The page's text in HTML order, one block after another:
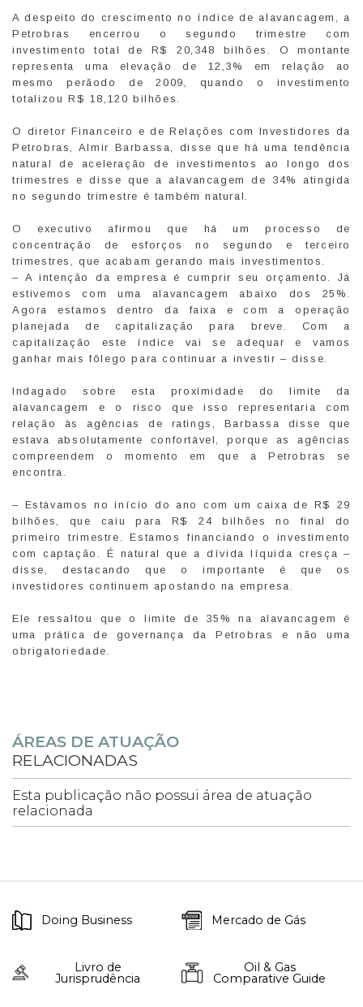
A despeito do crescimento no índice de alavancagem, a
Petrobras encerrou o segundo trimestre com
investimento total de R$ 20,348 bilhões. O montante
representa uma elevação de 12,3% em relação ao
mesmo perãodo de 2009, quando o investimento
totalizou R$ 18,120 bilhões.
O diretor Financeiro e de Relações com Investidores da
Petrobras, Almir Barbassa, disse que há uma tendência
natural de aceleração de investimentos ao longo dos
trimestres e disse que a alavancagem de 34% atingida
no segundo trimestre é também natural.
O executivo afirmou que há um processo de
concentração de esforços no segundo e terceiro
trimestres, que acabam gerando mais investimentos.
– A intenção da empresa é cumprir seu orçamento. Já
estivemos com uma alavancagem abaixo dos 25%.
Agora estamos dentro da faixa e com a operação
planejada de capitalização para breve. Com a
capitalização este índice vai se adequar e vamos
ganhar mais fôlego para continuar a investir – disse.
Indagado sobre esta proximidade do limite da
alavancagem e o risco que isso representaria com
relação às agências de ratings, Barbassa disse que
estava absolutamente confortável, porque as agências
compreendem o momento em que a Petrobras se
encontra.
– Estávamos no início do ano com um caixa de R$ 29
bilhões, que caiu para R$ 24 bilhões no final do
primeiro trimestre. Estamos financiando o investimento
com captação. É natural que a dívida líquida cresça –
disse, destacando que o importante é que os
investidores continuem apostando na empresa.
Ele ressaltou que o limite de 35% na alavancagem é
uma prática de governança da Petrobras e não uma
obrigatoriedade.
ÁREAS DE ATUAÇÃO
RELACIONADAS
Esta publicação não possui área de atuação
relacionada
Doing Business Mercado de Gás
Livro de
Jurisprudência
Oil & Gas
Comparative Guide